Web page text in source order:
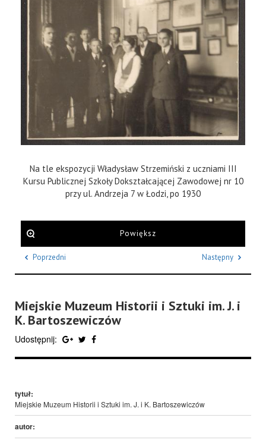
Na tle ekspozycji Władysław Strzemiński z uczniami III
Kursu Publicznej Szkoły Dokształcającej Zawodowej nr 10
przy ul. Andrzeja 7 w Łodzi, po 1930
Powiększ
Poprzedni Następny
Miejskie Muzeum Historii i Sztuki im. J. i
K. Bartoszewiczów
Udostępnij:
tytuł:
Miejskie Muzeum Historii i Sztuki im. J. i K. Bartoszewiczów
autor: